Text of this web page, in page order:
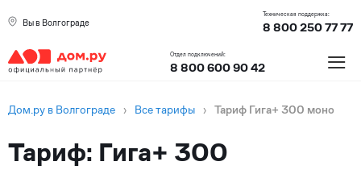
Вы в Волгограде
Техническая поддержка:
8 800 250 77 77
Отдел подключений:
8 800 600 90 42 ≡
Дом.ру в Волгограде › Все тарифы › Тариф Гига+ 300 моно
Тариф: Гига+ 300